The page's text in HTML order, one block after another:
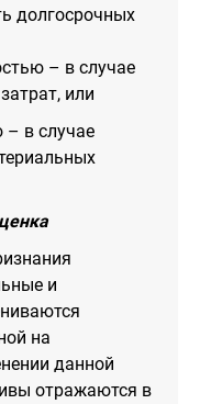
долгосрочных
– в случае
или
– в случае
и
на
данной
отражаются в